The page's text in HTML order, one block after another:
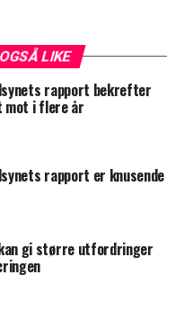
LIKE
rapport bekrefter
mot i flere år
rapport er knusende
gi større utfordringer